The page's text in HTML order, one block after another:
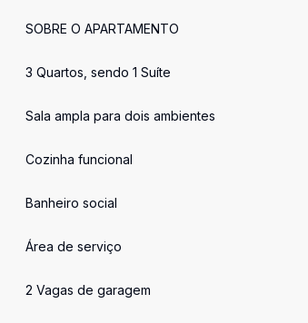
SOBRE O APARTAMENTO
3 Quartos, sendo 1 Suíte
Sala ampla para dois ambientes
Cozinha funcional
Banheiro social
Área de serviço
2 Vagas de garagem